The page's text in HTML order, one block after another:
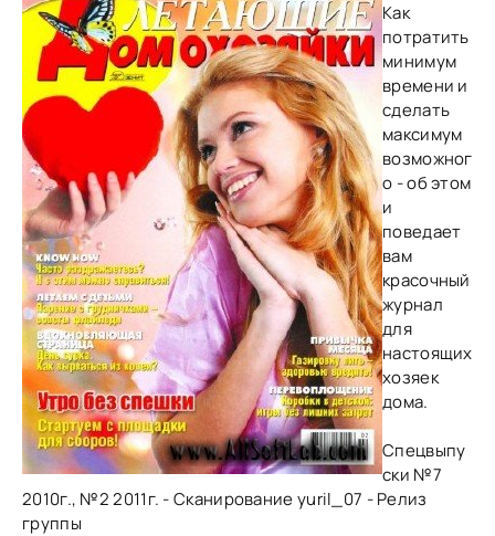
Как
потратить
минимум
времени и
сделать
максимум
возможног
о - об этом
и
поведает
вам
красочный
журнал
для
настоящих
хозяек
дома.
Спецвыпу
ски №7
2010г., №2 2011г. - Сканирование yuril_07 - Релиз
группы